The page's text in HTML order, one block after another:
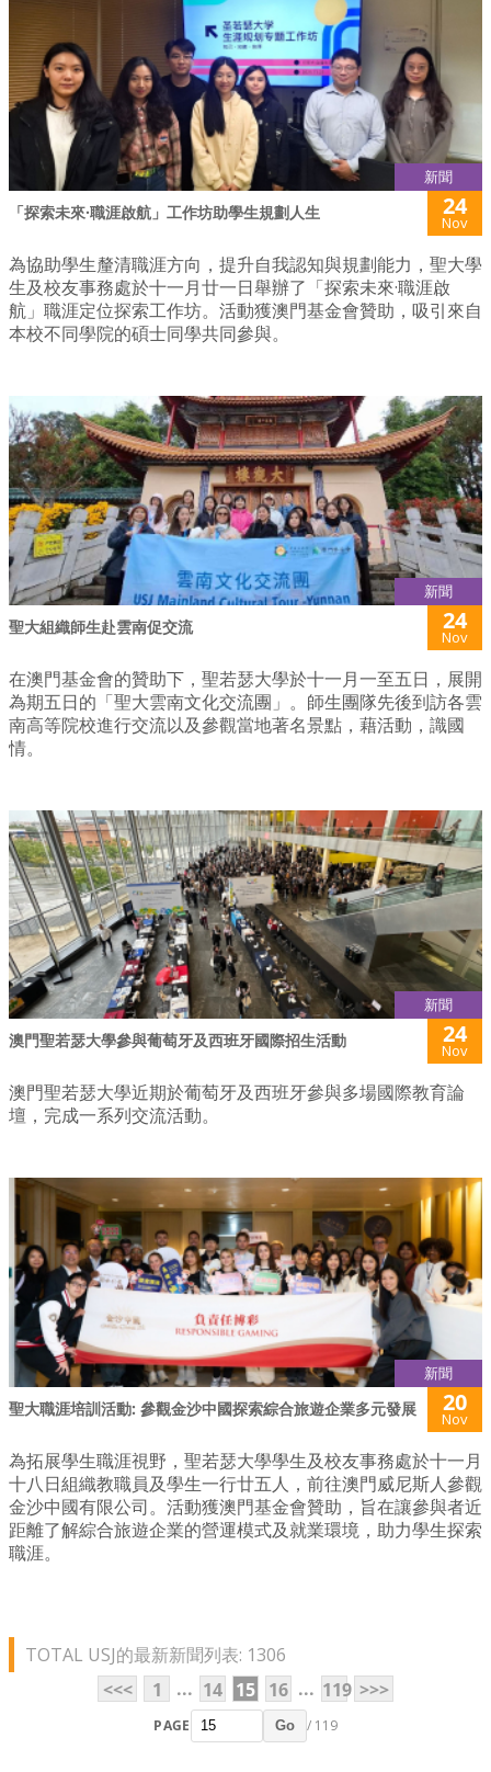
新聞
「探索未來·職涯啟航」工作坊助學生規劃人生 24
Nov
為協助學生釐清職涯方向，提升自我認知與規劃能力，聖大學
生及校友事務處於十一月廿一日舉辦了「探索未來·職涯啟
航」職涯定位探索工作坊。活動獲澳門基金會贊助，吸引來自
本校不同學院的碩士同學共同參與。
新聞
聖大組織師生赴雲南促交流 24
Nov
在澳門基金會的贊助下，聖若瑟大學於十一月一至五日，展開
為期五日的「聖大雲南文化交流團」。師生團隊先後到訪各雲
南高等院校進行交流以及參觀當地著名景點，藉活動，識國
情。
新聞
澳門聖若瑟大學參與葡萄牙及西班牙國際招生活動 24
Nov
澳門聖若瑟大學近期於葡萄牙及西班牙參與多場國際教育論
壇，完成一系列交流活動。
新聞
聖大職涯培訓活動: 參觀金沙中國探索綜合旅遊企業多元發展 20
Nov
為拓展學生職涯視野，聖若瑟大學學生及校友事務處於十一月
十八日組織教職員及學生一行廿五人，前往澳門威尼斯人參觀
金沙中國有限公司。活動獲澳門基金會贊助，旨在讓參與者近
距離了解綜合旅遊企業的營運模式及就業環境，助力學生探索
職涯。
TOTAL USJ的最新新聞列表: 1306
<<<
1 ... 14 15 16 ... 119 >>>
PAGE Go / 119